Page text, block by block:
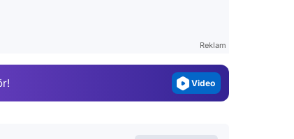
Reklam
Video
Test